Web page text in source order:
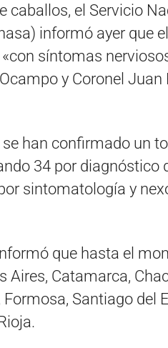
caballos, el Servicio
informó ayer que
síntomas
y Coronel
han confirmado un
34 por diagnóstico
sintomatología y
que hasta el
Aires, Catamarca,
Formosa, Santiago del